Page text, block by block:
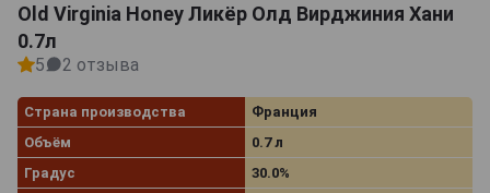
Old Virginia Honey Ликёр Олд Вирджиния Хани
0.7л
5 2 отзыва
Страна производства
Франция
Объём
0.7 л
Градус
30.0%